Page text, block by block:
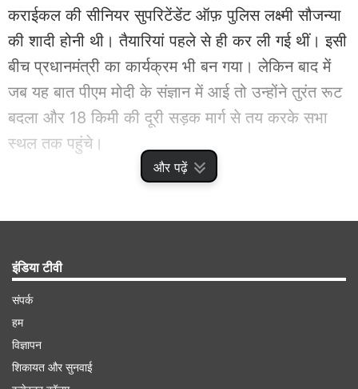
और पढ़ें
कराईकल की सीनियर सुपरिटेंडेंट ऑफ़ पुलिस लक्ष्मी सौजन्या
की शादी होनी थी। तैयारियां पहले से ही कर ली गई थीं। इसी
बीच प्रधानमंत्री का कार्यक्रम भी बन गया। लेकिन बाद में
जब यह बात पीएम मोदी के संज्ञान में आई तो उन्होंने तुरंत रूट
बदला और 18 किमी की दूरी सड़क मार्ग से तय करके सभा
स्थल तक पहुंचे।
इंडिया टीवी
संपर्क
हम
विज्ञापन
शिकायत और सुनवाई